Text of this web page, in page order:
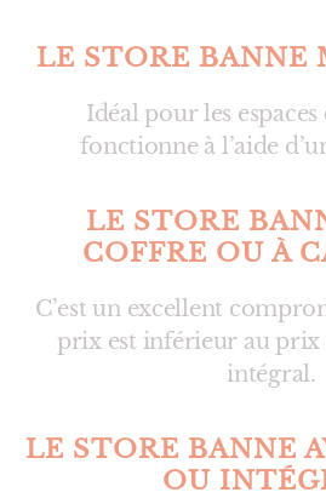
LE STORE BANNE
Idéal pour les
fonctionne à l’aide
LE STORE
COFFRE OU À
C’est un excellent
prix est inférieur au prix
intégral.
LE STORE BANNE
OU